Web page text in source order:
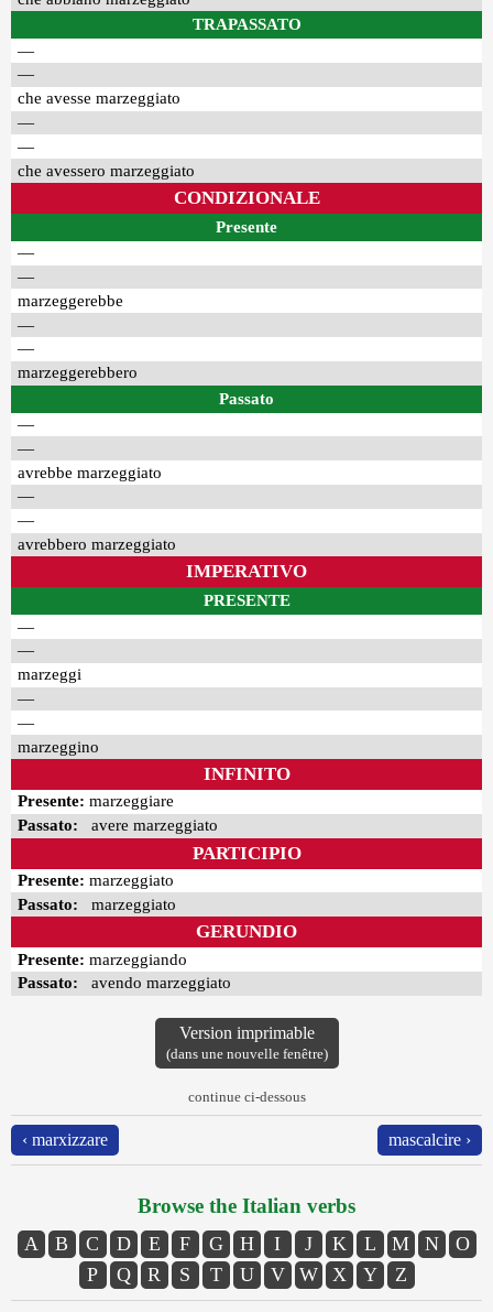
TRAPASSATO
—
—
che avesse marzeggiato
—
—
che avessero marzeggiato
CONDIZIONALE
Presente
—
—
marzeggerebbe
—
—
marzeggerebbero
Passato
—
—
avrebbe marzeggiato
—
—
avrebbero marzeggiato
IMPERATIVO
PRESENTE
—
—
marzeggi
—
—
marzeggino
INFINITO
Presente: marzeggiare
Passato: avere marzeggiato
PARTICIPIO
Presente: marzeggiato
Passato: marzeggiato
GERUNDIO
Presente: marzeggiando
Passato: avendo marzeggiato
Version imprimable
(dans une nouvelle fenêtre)
continue ci-dessous
‹ marxizzare mascalcire ›
Browse the Italian verbs
A B C D E F G H I J K L M N
O
P
Q R S T U V W X Y Z